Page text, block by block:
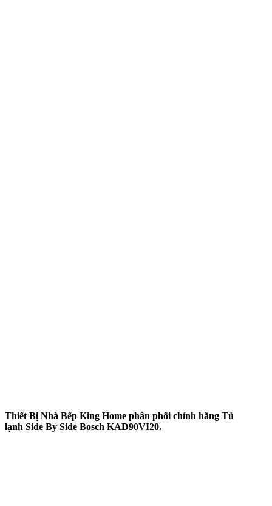
Thiết Bị Nhà Bếp King Home phân phối chính hãng Tủ
lạnh Side By Side Bosch KAD90VI20.